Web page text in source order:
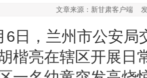
文章来源：新甘肃客户端
，兰州市公安局
楷亮在辖区开展日